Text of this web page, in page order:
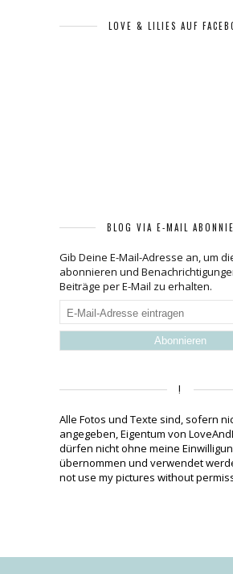
LOVE & LILIES AUF
BLOG VIA E-MAIL
Gib Deine E-Mail-Adresse an, um
abonnieren und
Beiträge per E-Mail zu erhalten.
E-
Mail-
Adresse
eintragen
!
Alle Fotos und Texte sind, sofern
angegeben, Eigentum von
dürfen nicht ohne meine
übernommen und verwendet
not use my pictures without